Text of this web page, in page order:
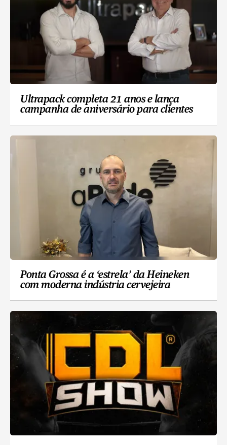
Ultrapack completa 21 anos e lança
campanha de aniversário para clientes
Ponta Grossa é a ‘estrela’ da Heineken
com moderna indústria cervejeira